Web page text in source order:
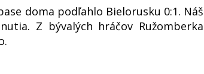
doma podľahlo Bielorusku 0:1. Náš
Z bývalých hráčov Ružomberka